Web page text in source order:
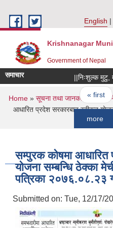
English
Krishnanagar
Government of Nepal
समाचार ||निःशुल्क मुटु,
Pages
« first
You are here
Home » सूचना तथा जानकारी »
आधारित प्रदेश सरकारबाट स्वीकृत
पत्रिका
सम्पुरक कोषमा
योजना सम्बन्धि ठेक्का
पत्रिका २०७६.०८.२३
Submitted on: Tue, 12/17/